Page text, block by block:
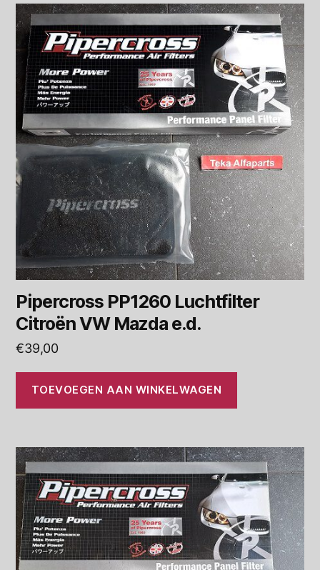
Pipercross PP1260 Luchtfilter
Citroën VW Mazda e.d.
€39,00
TOEVOEGEN AAN WINKELWAGEN